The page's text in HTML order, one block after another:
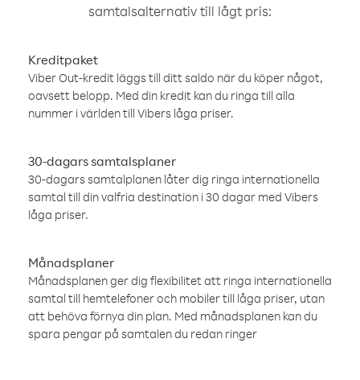
samtalsalternativ till lågt pris:
Kreditpaket
Viber Out-kredit läggs till ditt saldo när du köper något,
oavsett belopp. Med din kredit kan du ringa till alla
nummer i världen till Vibers låga priser.
30-dagars samtalsplaner
30-dagars samtalplanen låter dig ringa internationella
samtal till din valfria destination i 30 dagar med Vibers
låga priser.
Månadsplaner
Månadsplanen ger dig flexibilitet att ringa internationella
samtal till hemtelefoner och mobiler till låga priser, utan
att behöva förnya din plan. Med månadsplanen kan du
spara pengar på samtalen du redan ringer